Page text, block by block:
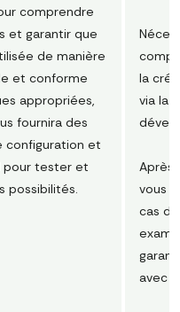
comprendre
et garantir que
de manière
et conforme
appropriées,
fournira des
configuration et
pour tester et
possibilités.
la
via la
Après
vous
cas
avec